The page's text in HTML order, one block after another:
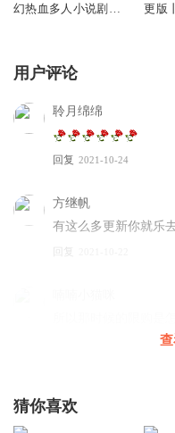
幻热血多人小说剧
更版
用户评论
聆月绵绵
回复 2021-10-24
方继帆
有这么多更新你就乐
回复
多来几个好吃的呀
猜你喜欢